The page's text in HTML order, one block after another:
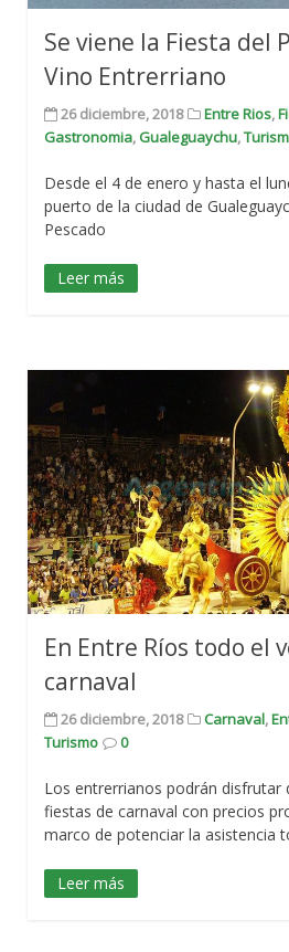
Se viene la Fiesta del
Vino Entrerriano
26 diciembre, 2018 Entre Rios,
Gastronomia, Gualeguaychu,
Desde el 4 de enero y hasta el
puerto de la ciudad de
Pescado
Leer más
En Entre Ríos todo el
carnaval
26 diciembre, 2018 Carnaval,
Turismo
0
Los entrerrianos podrán disfrutar
fiestas de carnaval con precios
marco de potenciar la asistencia
Leer más